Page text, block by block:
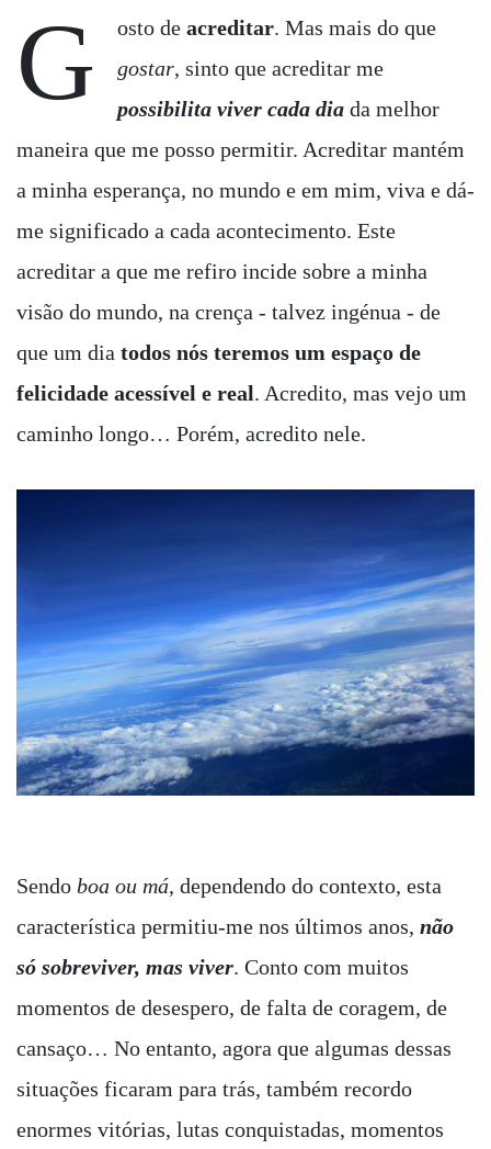
G osto de acreditar. Mas mais do que
gostar, sinto que acreditar me
possibilita viver cada dia da melhor
maneira que me posso permitir. Acreditar mantém
a minha esperança, no mundo e em mim, viva e dá-
me significado a cada acontecimento. Este
acreditar a que me refiro incide sobre a minha
visão do mundo, na crença - talvez ingénua - de
que um dia todos nós teremos um espaço de
felicidade acessível e real. Acredito, mas vejo um
caminho longo… Porém, acredito nele.
Sendo boa ou má, dependendo do contexto, esta
característica permitiu-me nos últimos anos, não
só sobreviver, mas viver. Conto com muitos
momentos de desespero, de falta de coragem, de
cansaço… No entanto, agora que algumas dessas
situações ficaram para trás, também recordo
enormes vitórias, lutas conquistadas, momentos